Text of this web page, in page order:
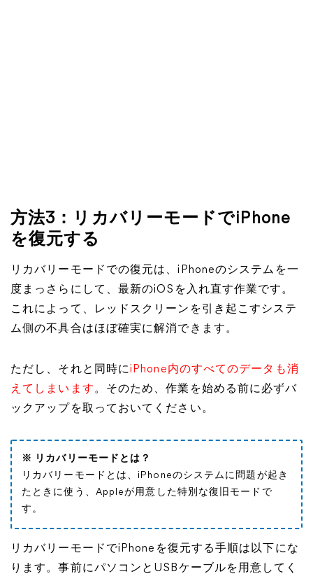
方法3：リカバリーモードでiPhone
を復元する
リカバリーモードでの復元は、iPhoneのシステムを一
度まっさらにして、最新のiOSを入れ直す作業です。
これによって、レッドスクリーンを引き起こすシステ
ム側の不具合はほぼ確実に解消できます。
ただし、それと同時にiPhone内のすべてのデータも消
えてしまいます。そのため、作業を始める前に必ずバ
ックアップを取っておいてください。
※ リカバリーモードとは？
リカバリーモードとは、iPhoneのシステムに問題が起き
たときに使う、Appleが用意した特別な復旧モードで
す。
リカバリーモードでiPhoneを復元する手順は以下にな
ります。事前にパソコンとUSBケーブルを用意してく